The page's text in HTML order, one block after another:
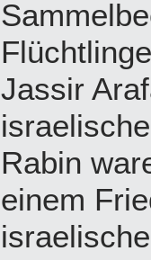
Jassir
Rabin
einem
israelische